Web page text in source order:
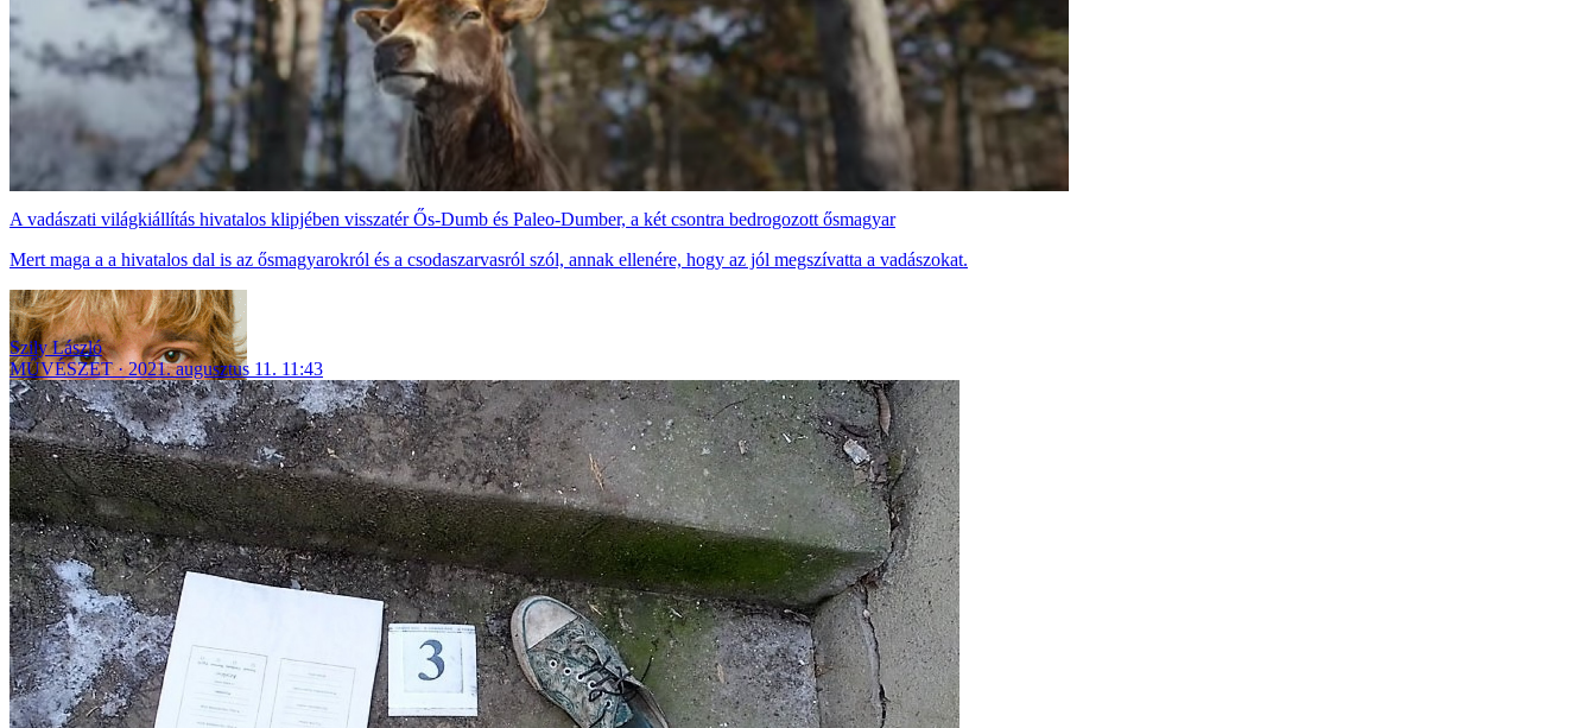
A vadászati világkiállítás hivatalos klipjében visszatér Ős-Dumb és Paleo-Dumber, a két csontra bedrogozott ősmagyar
Mert maga a a hivatalos dal is az ősmagyarokról és a csodaszarvasról szól, annak ellenére, hogy az jól megszívatta a vadászokat.
Szily László
MŰVÉSZET
2021. augusztus 11. 11:43